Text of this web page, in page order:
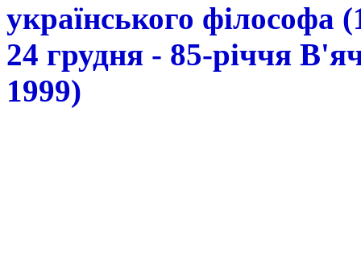
українського філософа
24 грудня - 85-річчя
1999)